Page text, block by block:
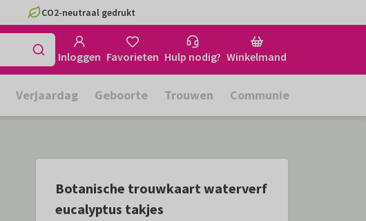
CO2-neutraal gedrukt
Inloggen Favorieten Hulp nodig? Winkelmand
Verjaardag Geboorte Trouwen Communie
Botanische trouwkaart waterverf
eucalyptus takjes